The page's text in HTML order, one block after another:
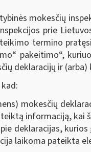
mokesčių
prie
termino
pakeitimo“,
deklaracijų ir
mokesčių
informaciją, kai
deklaracijas,
laikoma pateikta